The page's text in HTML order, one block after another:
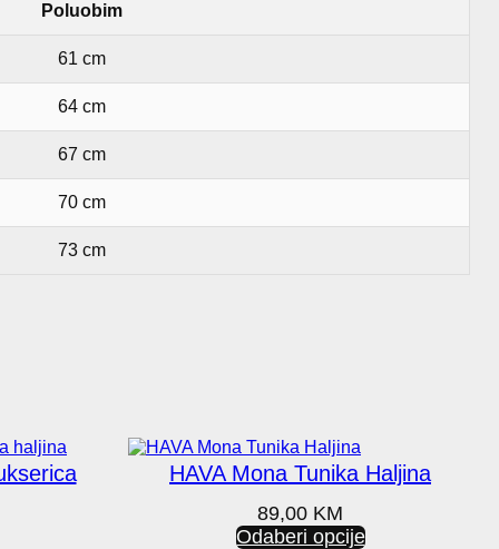
Poluobim
61 cm
64 cm
67 cm
70 cm
73 cm
HAVA Mona Tunika Haljina
89,00 KM
Odaberi opcije